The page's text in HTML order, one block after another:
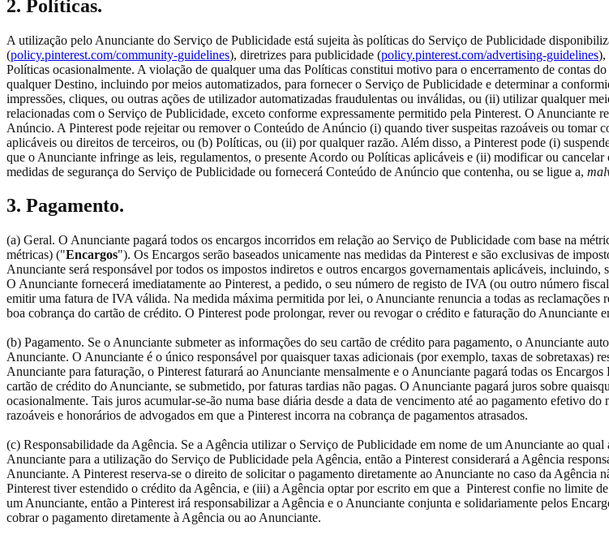
2. Políticas.
A utilização pelo Anunciante do Serviço de Publicidade está sujeita às políticas do Serviço de Publicidade
(policy.pinterest.com/community-guidelines), diretrizes para publicidade (policy.pinterest.com/advertising-guidelines),
Políticas ocasionalmente. A violação de qualquer uma das Políticas constitui motivo para o encerramento de contas
qualquer Destino, incluindo por meios automatizados, para fornecer o Serviço de Publicidade e determinar a
impressões, cliques, ou outras ações de utilizador automatizadas fraudulentas ou inválidas, ou (ii) utilizar qualquer
relacionadas com o Serviço de Publicidade, exceto conforme expressamente permitido pela Pinterest. O Anunciante
Anúncio. A Pinterest pode rejeitar ou remover o Conteúdo de Anúncio (i) quando tiver suspeitas razoáveis ou
aplicáveis ou direitos de terceiros, ou (b) Políticas, ou (ii) por qualquer razão. Além disso, a Pinterest pode (i)
que o Anunciante infringe as leis, regulamentos, o presente Acordo ou Políticas aplicáveis e (ii) modificar ou
medidas de segurança do Serviço de Publicidade ou fornecerá Conteúdo de Anúncio que contenha, ou se ligue a,
3. Pagamento.
(a) Geral. O Anunciante pagará todos os encargos incorridos em relação ao Serviço de Publicidade com base na
métricas) ("Encargos"). Os Encargos serão baseados unicamente nas medidas da Pinterest e são exclusivas de
Anunciante será responsável por todos os impostos indiretos e outros encargos governamentais aplicáveis,
O Anunciante fornecerá imediatamente ao Pinterest, a pedido, o seu número de registo de IVA (ou outro número
emitir uma fatura de IVA válida. Na medida máxima permitida por lei, o Anunciante renuncia a todas as reclamações
boa cobrança do cartão de crédito. O Pinterest pode prolongar, rever ou revogar o crédito e faturação do Anunciante
(b) Pagamento. Se o Anunciante submeter as informações do seu cartão de crédito para pagamento, o Anunciante
Anunciante. O Anunciante é o único responsável por quaisquer taxas adicionais (por exemplo, taxas de sobretaxas)
Anunciante para faturação, o Pinterest faturará ao Anunciante mensalmente e o Anunciante pagará todas os
cartão de crédito do Anunciante, se submetido, por faturas tardias não pagas. O Anunciante pagará juros sobre
ocasionalmente. Tais juros acumular-se-ão numa base diária desde a data de vencimento até ao pagamento efetivo
razoáveis e honorários de advogados em que a Pinterest incorra na cobrança de pagamentos atrasados.
(c) Responsabilidade da Agência. Se a Agência utilizar o Serviço de Publicidade em nome de um Anunciante ao
Anunciante para a utilização do Serviço de Publicidade pela Agência, então a Pinterest considerará a Agência
Anunciante. A Pinterest reserva-se o direito de solicitar o pagamento diretamente ao Anunciante no caso da
Pinterest tiver estendido o crédito da Agência, e (iii) a Agência optar por escrito em que a Pinterest confie no limite
um Anunciante, então a Pinterest irá responsabilizar a Agência e o Anunciante conjunta e solidariamente pelos
cobrar o pagamento diretamente à Agência ou ao Anunciante.